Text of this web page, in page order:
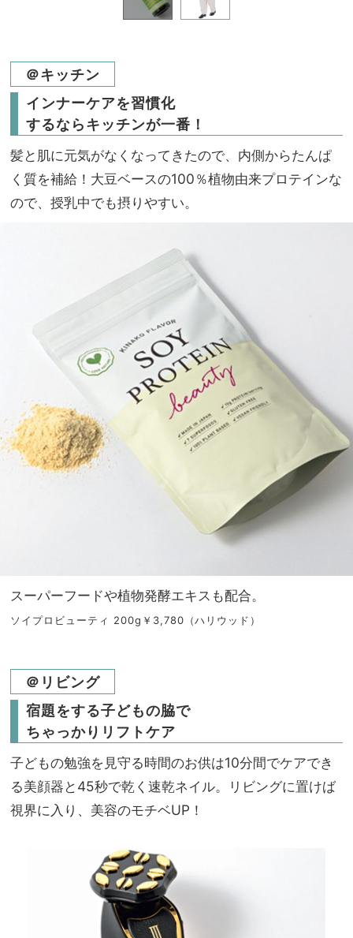
＠キッチン
インナーケアを習慣化
するならキッチンが一番！
髪と肌に元気がなくなってきたので、内側からたんぱ
く質を補給！大豆ベースの100％植物由来プロテインな
ので、授乳中でも摂りやすい。
スーパーフードや植物発酵エキスも配合。
ソイプロビューティ 200g￥3,780（ハリウッド）
＠リビング
宿題をする子どもの脇で
ちゃっかりリフトケア
子どもの勉強を見守る時間のお供は10分間でケアでき
る美顔器と45秒で乾く速乾ネイル。リビングに置けば
視界に入り、美容のモチベUP！